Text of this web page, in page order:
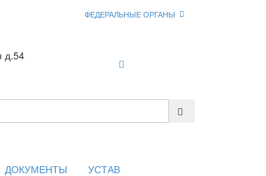
ФЕДЕРАЛЬНЫЕ ОРГАНЫ
д.54
ДОКУМЕНТЫ УСТАВ